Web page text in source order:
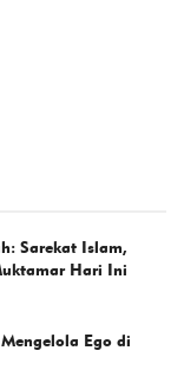
Sarekat Islam,
Hari Ini
Ego di